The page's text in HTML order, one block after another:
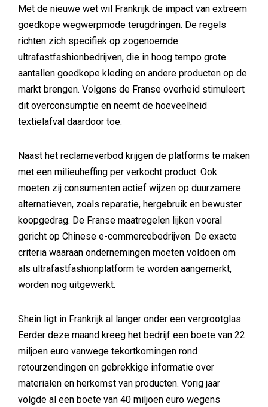
Met de nieuwe wet wil Frankrijk de impact van extreem
goedkope wegwerpmode terugdringen. De regels
richten zich specifiek op zogenoemde
ultrafastfashionbedrijven, die in hoog tempo grote
aantallen goedkope kleding en andere producten op de
markt brengen. Volgens de Franse overheid stimuleert
dit overconsumptie en neemt de hoeveelheid
textielafval daardoor toe.
Naast het reclameverbod krijgen de platforms te maken
met een milieuheffing per verkocht product. Ook
moeten zij consumenten actief wijzen op duurzamere
alternatieven, zoals reparatie, hergebruik en bewuster
koopgedrag. De Franse maatregelen lijken vooral
gericht op Chinese e-commercebedrijven. De exacte
criteria waaraan ondernemingen moeten voldoen om
als ultrafastfashionplatform te worden aangemerkt,
worden nog uitgewerkt.
Shein ligt in Frankrijk al langer onder een vergrootglas.
Eerder deze maand kreeg het bedrijf een boete van 22
miljoen euro vanwege tekortkomingen rond
retourzendingen en gebrekkige informatie over
materialen en herkomst van producten. Vorig jaar
volgde al een boete van 40 miljoen euro wegens